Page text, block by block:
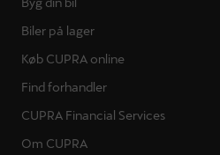
Biler på lager
Køb CUPRA online
Find forhandler
CUPRA Financial Services
Om CUPRA